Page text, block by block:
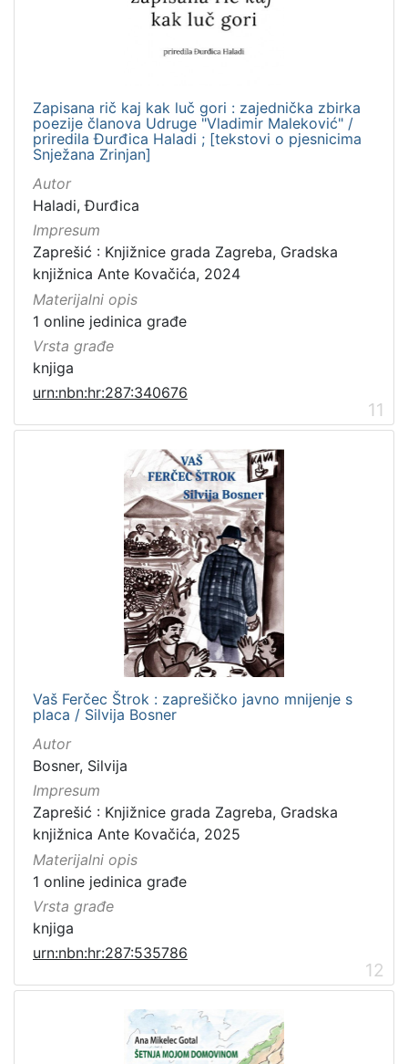
Zapisana rič kaj kak luč gori : zajednička zbirka
poezije članova Udruge "Vladimir Maleković" /
priredila Đurđica Haladi ; [tekstovi o pjesnicima
Snježana Zrinjan]
Autor
Haladi, Đurđica
Impresum
Zaprešić : Knjižnice grada Zagreba, Gradska
knjižnica Ante Kovačića, 2024
Materijalni opis
1 online jedinica građe
Vrsta građe
knjiga
urn:nbn:hr:287:340676
11
Vaš Ferčec Štrok : zaprešičko javno mnijenje s
placa / Silvija Bosner
Autor
Bosner, Silvija
Impresum
Zaprešić : Knjižnice grada Zagreba, Gradska
knjižnica Ante Kovačića, 2025
Materijalni opis
1 online jedinica građe
Vrsta građe
knjiga
urn:nbn:hr:287:535786
12